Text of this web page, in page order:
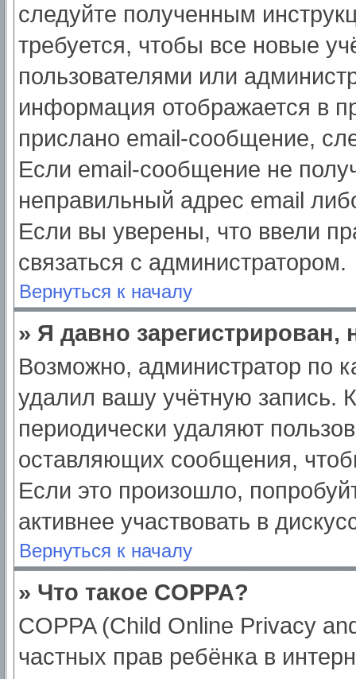
следуйте полученным
требуется, чтобы все новые
пользователями или
информация отображается в
прислано email-сообщение,
Если email-сообщение не
неправильный адрес email
Если вы уверены, что ввели
связаться с администратором.
Вернуться к началу
» Я давно
Возможно, администратор по
удалил вашу учётную запись.
периодически удаляют
оставляющих сообщения,
Если это произошло,
активнее участвовать в
Вернуться к началу
» Что такое COPPA?
COPPA (Child Online Privacy
частных прав ребёнка в